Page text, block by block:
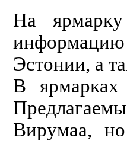
На
информацию
Эстонии, а
В ярмарках
Вирумаа,